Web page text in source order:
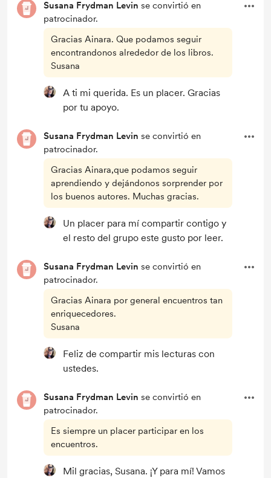
Susana Frydman Levin se convirtió en
patrocinador.
Gracias Ainara. Que podamos seguir
encontrandonos alrededor de los libros.
Susana
A ti mi querida. Es un placer. Gracias
por tu apoyo.
Susana Frydman Levin se convirtió en
patrocinador.
Gracias Ainara,que podamos seguir
aprendiendo y dejándonos sorprender por
los buenos autores. Muchas gracias.
Un placer para mí compartir contigo y
el resto del grupo este gusto por leer.
Susana Frydman Levin se convirtió en
patrocinador.
Gracias Ainara por general encuentros tan
enriquecedores.
Susana
Feliz de compartir mis lecturas con
ustedes.
Susana Frydman Levin se convirtió en
patrocinador.
Es siempre un placer participar en los
encuentros.
Mil gracias, Susana. ¡Y para mí! Vamos